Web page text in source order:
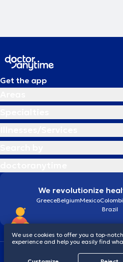
Get the app
We revolutionize
GreeceBelgiumMexico
Brazil
Cookies
We use cookies to offer you a top-
experience and help you easily find